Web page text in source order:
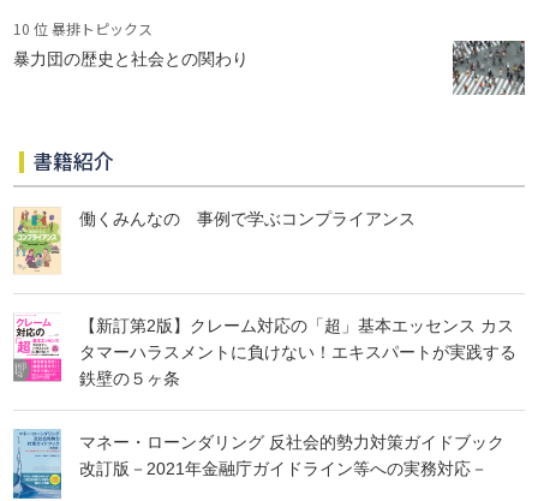
10 位 暴排トピックス
暴力団の歴史と社会との関わり
書籍紹介
働くみんなの 事例で学ぶコンプライアンス
【新訂第2版】クレーム対応の「超」基本エッセンス カス
タマーハラスメントに負けない！エキスパートが実践する
鉄壁の５ヶ条
マネー・ローンダリング 反社会的勢力対策ガイドブック
改訂版－2021年金融庁ガイドライン等への実務対応－